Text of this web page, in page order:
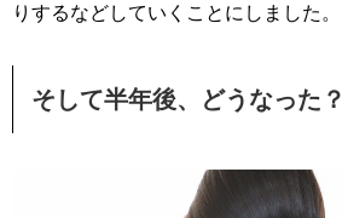
りするなどしていくことにしました。
そして半年後、どうなった？